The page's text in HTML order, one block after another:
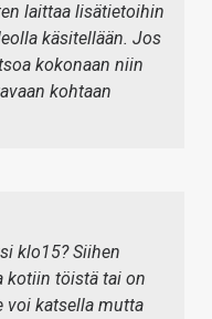
laittaa lisätietoihin
käsitellään. Jos
kokonaan niin
kohtaan
klo15? Siihen
kotiin töistä tai on
voi katsella mutta